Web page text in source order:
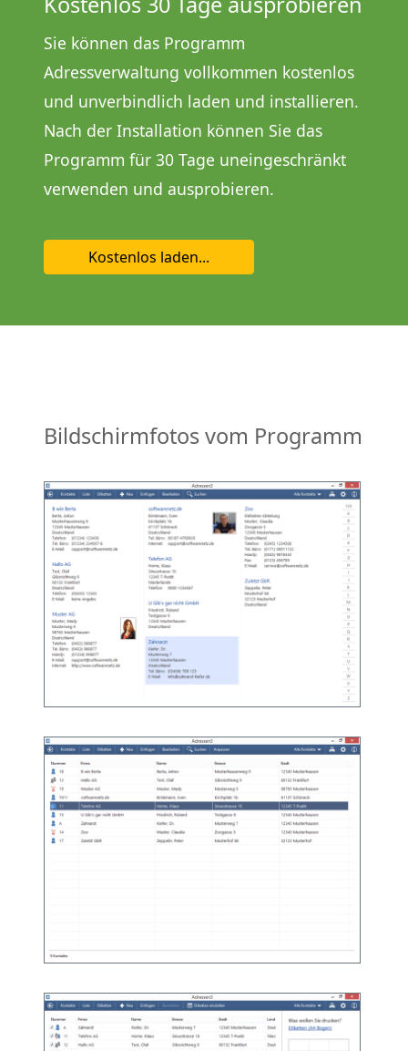
Sie können das Programm
Adressverwaltung vollkommen kostenlos
und unverbindlich laden und installieren.
Nach der Installation können Sie das
Programm für 30 Tage uneingeschränkt
verwenden und ausprobieren.
Kostenlos laden...
Bildschirmfotos vom Programm